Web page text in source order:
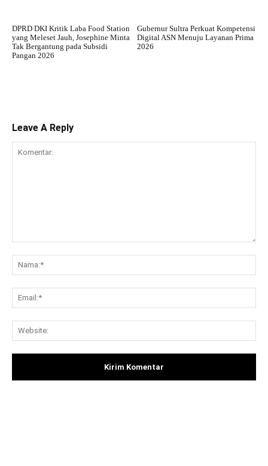
DPRD DKI Kritik Laba Food Station
yang Meleset Jauh, Josephine Minta
Tak Bergantung pada Subsidi
Pangan 2026
Gubernur Sultra Perkuat Kompetensi
Digital ASN Menuju Layanan Prima
2026
Leave A Reply